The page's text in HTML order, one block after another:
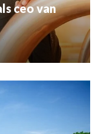
ceo van